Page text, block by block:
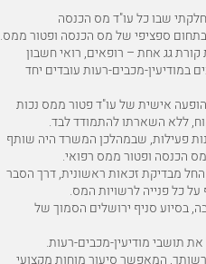
שבו כל עו"ד מס הכנסה
ספציפי של מס הכנסה ופטור ממס.
גג אחת – רופאים, רואי חשבון
במודיעין-מכבים-רעות עובדים יחד
והופעה אישית של עו"ד פטור ממס נכות
ללא השארתו להתמודד לבד.
של עשרות שנים ו-63 שנות פעילות, שבמהלכן המשרד היה שותף
הכנסה ופטור ממס רפואי.
מבדיקת זכאות ראשונית, דרך הסבר
על כל פנייה לרשויות המס.
בסיוע סניף ירושלים הסמוך של
תושבי מודיעין-מכבים-רעות.